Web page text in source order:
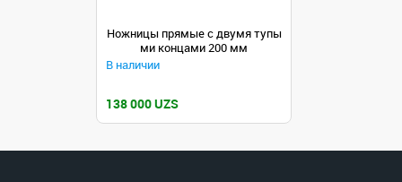
Ножницы прямые с двумя тупы
ми концами 200 мм
В наличии
138 000 UZS